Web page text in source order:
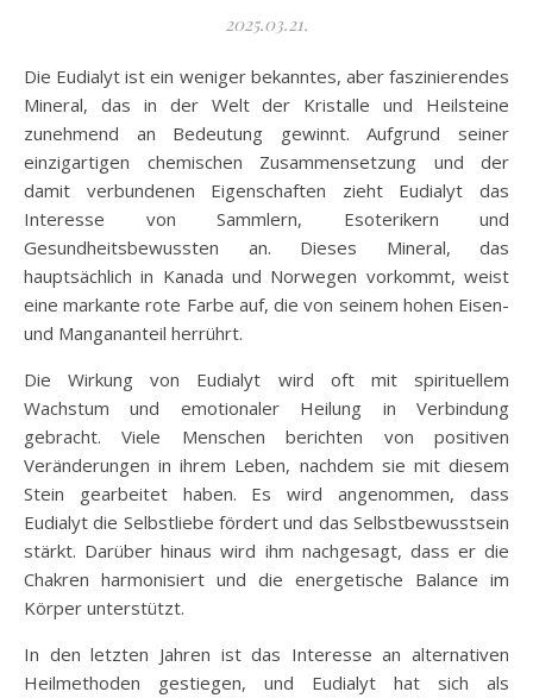
2025.03.21.
Die Eudialyt ist ein weniger bekanntes, aber faszinierendes
Mineral, das in der Welt der Kristalle und Heilsteine
zunehmend an Bedeutung gewinnt. Aufgrund seiner
einzigartigen chemischen Zusammensetzung und der
damit verbundenen Eigenschaften zieht Eudialyt das
Interesse von Sammlern, Esoterikern und
Gesundheitsbewussten an. Dieses Mineral, das
hauptsächlich in Kanada und Norwegen vorkommt, weist
eine markante rote Farbe auf, die von seinem hohen Eisen-
und Mangananteil herrührt.
Die Wirkung von Eudialyt wird oft mit spirituellem
Wachstum und emotionaler Heilung in Verbindung
gebracht. Viele Menschen berichten von positiven
Veränderungen in ihrem Leben, nachdem sie mit diesem
Stein gearbeitet haben. Es wird angenommen, dass
Eudialyt die Selbstliebe fördert und das Selbstbewusstsein
stärkt. Darüber hinaus wird ihm nachgesagt, dass er die
Chakren harmonisiert und die energetische Balance im
Körper unterstützt.
In den letzten Jahren ist das Interesse an alternativen
Heilmethoden gestiegen, und Eudialyt hat sich als